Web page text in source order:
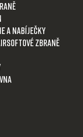
i
s
a nabíječky
zbraně